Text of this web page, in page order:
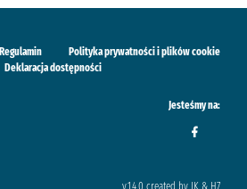
Regulamin
Polityka prywatności i plików cookie
Deklaracja dostępności
Jesteśmy na:
v.1.4.0 created by IK & H7